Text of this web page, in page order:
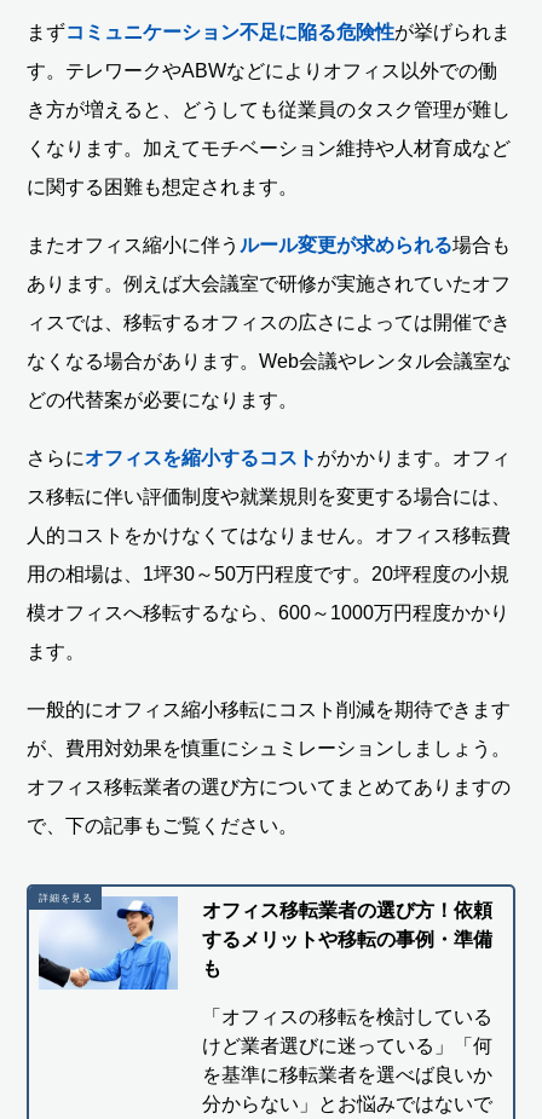
まずコミュニケーション不足に陥る危険性が挙げられま
す。テレワークやABWなどによりオフィス以外での働
き方が増えると、どうしても従業員のタスク管理が難し
くなります。加えてモチベーション維持や人材育成など
に関する困難も想定されます。
またオフィス縮小に伴う ルール変更が求められる場合も
あります。例えば大会議室で研修が実施されていたオフ
ィスでは、移転するオフィスの広さによっては開催でき
なくなる場合があります。Web会議やレンタル会議室な
どの代替案が必要になります。
さらにオフィスを縮小するコスト がかかります。オフィ
ス移転に伴い評価制度や就業規則を変更する場合には、
人的コストをかけなくてはなりません。オフィス移転費
用の相場は、1坪30～50万円程度です。20坪程度の小規
模オフィスへ移転するなら、600～1000万円程度かかり
ます。
一般的にオフィス縮小移転にコスト削減を期待できます
が、費用対効果を慎重にシュミレーションしましょう。
オフィス移転業者の選び方についてまとめてありますの
で、下の記事もご覧ください。
オフィス移転業者の選び方！依頼
するメリットや移転の事例・準備
も
「オフィスの移転を検討している
けど業者選びに迷っている」「何
を基準に移転業者を選べば良いか
分からない」とお悩みではないで